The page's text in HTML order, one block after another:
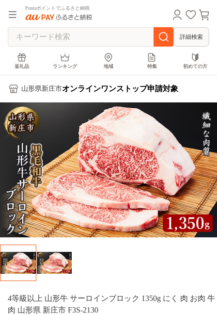
Pontaポイントでふるさと納税
詳細検索
返礼品 ランキング 地域 特集 初めての方
山形県新庄市オンラインワンストップ申請対象
4等級以上 山形牛 サーロインブロック 1350g にく 肉 お肉 牛
肉 山形県 新庄市 F3S-2130